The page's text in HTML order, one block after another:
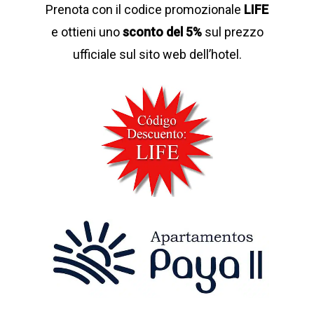
Prenota con il codice promozionale LIFE
e ottieni unosconto del 5%sul prezzo
ufficiale sul sito web dell’hotel.